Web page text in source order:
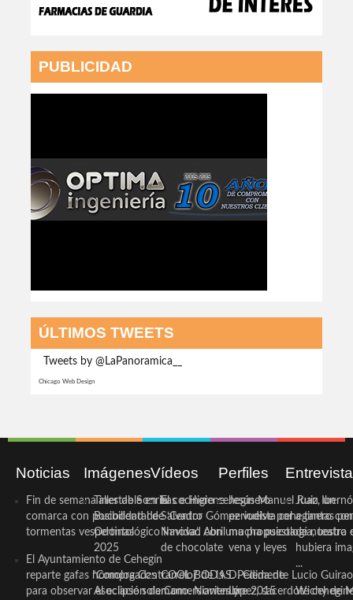
PUBLICIDAD
ÚLTIMOS TWEETS
Tweets by @LaPanoramica__
Chicago Web Design
Noticias
Fin de semana inestable en la
comarca con posibilidad de
tormentas vespertinas
El Ayuntamiento de Cehegín
reparte gafas homologadas
para observar el eclipse solar
Imágenes
Taller de Sonrisas e Higiene
Bucodental de ‘Centro
Odontológico Innova’. Abril
2025
‘Compra Contrarreloj’ de la
Asociación de Comerciantes y
Vídeos
El cocinero ceheginero
Salvador Gómez vuelve por
Navidad con una propuesta
de chocolate
COOL BODAS. Pedida de
mano. Noviembre 2015
Perfiles
Jesús Manuel Ruiz, un
periodista ceheginero con
mucha psicología, teatro
vena y leyes
D. Clemente Lucio Guirao
López, sacerdote
Juan
a tantas
de nuestra
hubiera
...
Wichy de